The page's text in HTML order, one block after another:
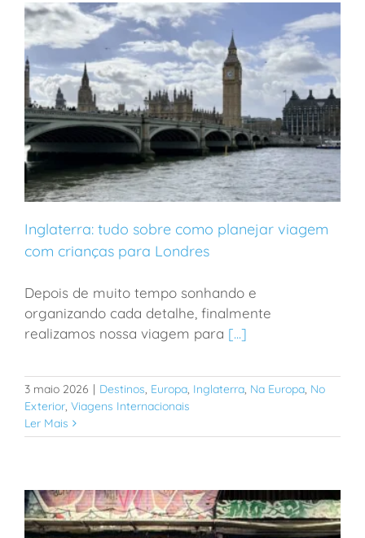
Inglaterra: tudo sobre como planejar viagem com
crianças para Londres
Inglaterra: tudo sobre como planejar viagem
com crianças para Londres
Depois de muito tempo sonhando e
organizando cada detalhe, finalmente
realizamos nossa viagem para [...]
3 maio 2026 | Destinos, Europa, Inglaterra, Na Europa, No
Exterior, Viagens Internacionais
Ler Mais